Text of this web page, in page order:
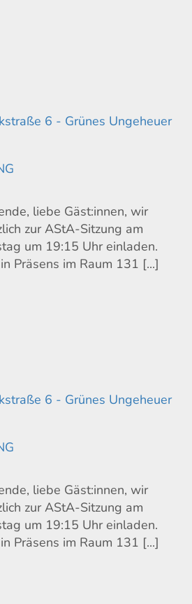
6 - Grünes Ungeheuer
liebe Gäst:innen, wir
zur AStA-Sitzung am
um 19:15 Uhr einladen.
Präsens im Raum 131 [...]
6 - Grünes Ungeheuer
liebe Gäst:innen, wir
zur AStA-Sitzung am
um 19:15 Uhr einladen.
Präsens im Raum 131 [...]